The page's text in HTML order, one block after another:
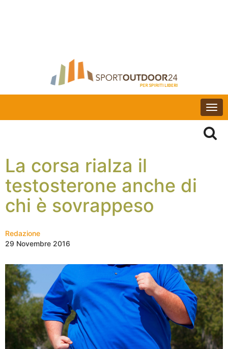
La corsa rialza il
testosterone anche di
chi è sovrappeso
Redazione
29 Novembre 2016